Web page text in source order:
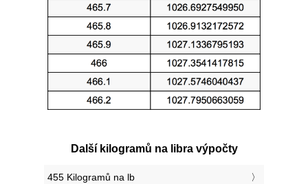
Další kilogramů na libra výpočty
455 Kilogramů na lb